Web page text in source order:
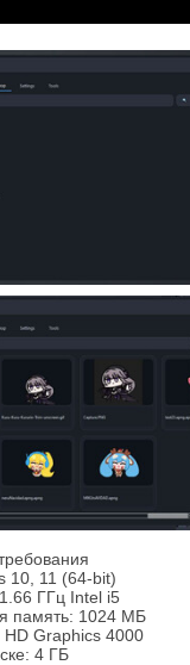
10, 11 (64-bit)
ГГц Intel i5
память: 1024 МБ
HD Graphics 4000
4 ГБ